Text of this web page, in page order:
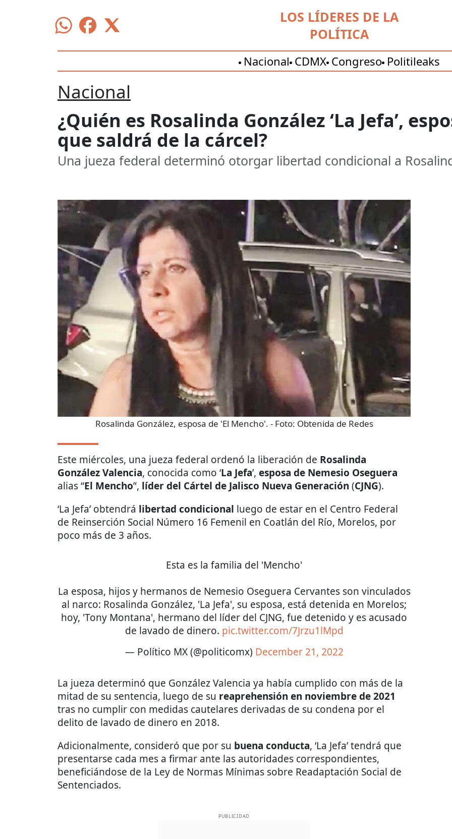
LOS LÍDERES DE LA
POLÍTICA
Nacional CDMX Congreso Politileaks
Nacional
¿Quién es Rosalinda González ‘La Jefa’,
que saldrá de la cárcel?
Una jueza federal determinó otorgar libertad condicional a
Rosalinda González, esposa de 'El Mencho'. - Foto: Obtenida de Redes
Este miércoles, una jueza federal ordenó la liberación de Rosalinda
González Valencia, conocida como ‘La Jefa’, esposa de Nemesio Oseguera
alias “El Mencho”, líder del Cártel de Jalisco Nueva Generación (CJNG).
‘La Jefa’ obtendrá libertad condicional luego de estar en el Centro Federal
de Reinserción Social Número 16 Femenil en Coatlán del Río, Morelos, por
poco más de 3 años.
Esta es la familia del 'Mencho'
La esposa, hijos y hermanos de Nemesio Oseguera Cervantes son vinculados
al narco: Rosalinda González, 'La Jefa', su esposa, está detenida en Morelos;
hoy, 'Tony Montana', hermano del líder del CJNG, fue detenido y es acusado
de lavado de dinero. pic.twitter.com/7Jrzu1lMpd
— Político MX (@politicomx) December 21, 2022
La jueza determinó que González Valencia ya había cumplido con más de la
mitad de su sentencia, luego de su reaprehensión en noviembre de 2021
tras no cumplir con medidas cautelares derivadas de su condena por el
delito de lavado de dinero en 2018.
Adicionalmente, consideró que por su buena conducta, ‘La Jefa’ tendrá que
presentarse cada mes a firmar ante las autoridades correspondientes,
beneficiándose de la Ley de Normas Mínimas sobre Readaptación Social de
Sentenciados.
PUBLICIDAD